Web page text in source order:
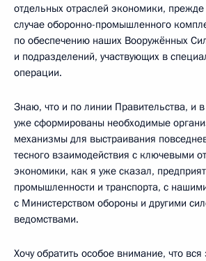
отдельных отраслей экономики,
случае оборонно-промышленного
по обеспечению наших Вооружённых
и подразделений, участвующих в
операции.
Знаю, что и по линии Правительства, и
уже сформированы необходимые
механизмы для выстраивания
тесного взаимодействия с ключевыми
экономики, как я уже сказал,
промышленности и транспорта, с
с Министерством обороны и другими
ведомствами.
Хочу обратить особое внимание, что